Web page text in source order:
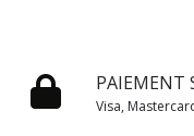
PAIEMENT
Visa,